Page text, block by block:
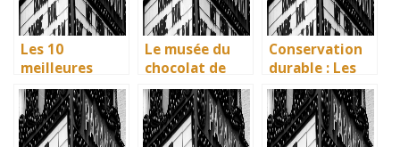
UNESCO
Les 10
meilleures
villes d’Italie à
visiter en 2025
: Ravenne, la
ville aux huit
Le musée du
chocolat de
Bayonne : la
mémoire
vivante des
artisans
Conservation
durable : Les
nouvelles
méthodes
écologiques du
British